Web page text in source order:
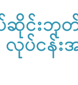
ဆိုင်းဘု
ပ်ငန်း